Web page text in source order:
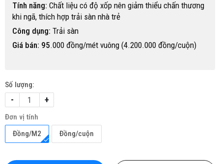
Tính năng: Chất liệu có độ xốp nên giảm thiểu chấn thương
khi ngã, thích hợp trải sàn nhà trẻ
Công dụng: Trải sàn
Giá bán: 95.000 đồng/mét vuông (4.200.000 đồng/cuộn)
Số lượng:
- +
Đơn vị tính
Đồng/M2
Đồng/cuộn